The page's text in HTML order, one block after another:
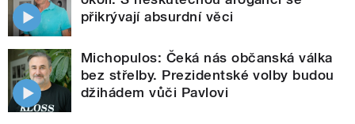
přikrývají absurdní věci
Michopulos: Čeká nás občanská válka
bez střelby. Prezidentské volby budou
džihádem vůči Pavlovi